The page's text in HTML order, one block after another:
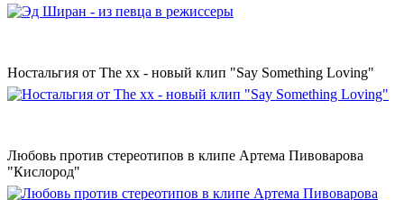
Ностальгия от The xx - новый клип "Say Something Loving"
Любовь против стереотипов в клипе Артема Пивоварова
"Кислород"